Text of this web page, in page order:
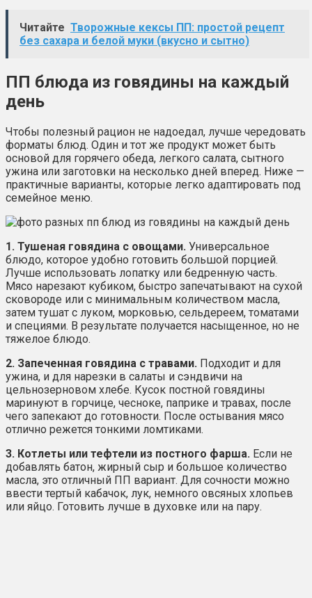
Читайте Творожные кексы ПП: простой рецепт
без сахара и белой муки (вкусно и сытно)
ПП блюда из говядины на каждый
день
Чтобы полезный рацион не надоедал, лучше чередовать
форматы блюд. Один и тот же продукт может быть
основой для горячего обеда, легкого салата, сытного
ужина или заготовки на несколько дней вперед. Ниже —
практичные варианты, которые легко адаптировать под
семейное меню.
1. Тушеная говядина с овощами. Универсальное
блюдо, которое удобно готовить большой порцией.
Лучше использовать лопатку или бедренную часть.
Мясо нарезают кубиком, быстро запечатывают на сухой
сковороде или с минимальным количеством масла,
затем тушат с луком, морковью, сельдереем, томатами
и специями. В результате получается насыщенное, но не
тяжелое блюдо.
2. Запеченная говядина с травами. Подходит и для
ужина, и для нарезки в салаты и сэндвичи на
цельнозерновом хлебе. Кусок постной говядины
маринуют в горчице, чесноке, паприке и травах, после
чего запекают до готовности. После остывания мясо
отлично режется тонкими ломтиками.
3. Котлеты или тефтели из постного фарша. Если не
добавлять батон, жирный сыр и большое количество
масла, это отличный ПП вариант. Для сочности можно
ввести тертый кабачок, лук, немного овсяных хлопьев
или яйцо. Готовить лучше в духовке или на пару.